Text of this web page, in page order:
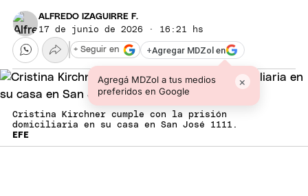
ALFREDO IZAGUIRRE F.
17 de junio de 2026 · 16:21 hs
+Agregar MDZol en
Agregá MDZol a tus medios
preferidos en Google
×
+ Seguir en
Cristina Kirchner cumple con la prisión
domiciliaria en su casa en San José 1111.
EFE